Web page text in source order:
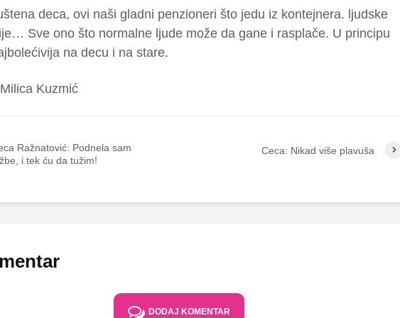
deca, ovi naši gladni penzioneri što jedu iz kontejnera. ljudske
Sve ono što normalne ljude može da gane i rasplače. U principu
na decu i na stare.
Kuzmić
Ražnatović: Podnela sam
i tek ću da tužim!
Ceca: Nikad više plavuša
DODAJ KOMENTAR